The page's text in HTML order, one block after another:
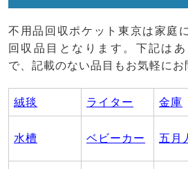
不用品回収ポケット東京は家庭
回収品目となります。下記は
で、記載のない品目もお気軽にお
絨毯 ライター 金庫
水槽 ベビーカー 五月